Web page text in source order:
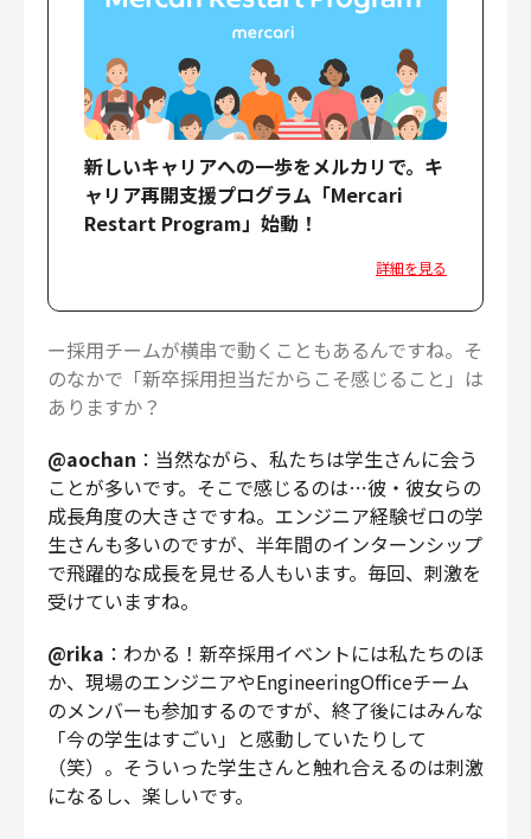
新しいキャリアへの一歩をメルカリで。キ
ャリア再開支援プログラム「Mercari
Restart Program」始動！
詳細を見る
ー採用チームが横串で動くこともあるんですね。そ
のなかで「新卒採用担当だからこそ感じること」は
ありますか？
@aochan ：当然ながら、私たちは学生さんに会う
ことが多いです。そこで感じるのは…彼・彼女らの
成長角度の大きさですね。エンジニア経験ゼロの学
生さんも多いのですが、半年間のインターンシップ
で飛躍的な成長を見せる人もいます。毎回、刺激を
受けていますね。
@rika ：わかる！新卒採用イベントには私たちのほ
か、現場のエンジニアやEngineeringOfficeチーム
のメンバーも参加するのですが、終了後にはみんな
「今の学生はすごい」と感動していたりして
（笑）。そういった学生さんと触れ合えるのは刺激
になるし、楽しいです。